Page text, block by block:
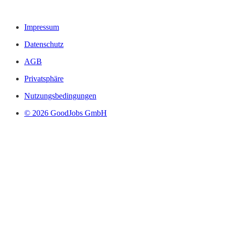
Impressum
Datenschutz
AGB
Privatsphäre
Nutzungsbedingungen
© 2026 GoodJobs GmbH